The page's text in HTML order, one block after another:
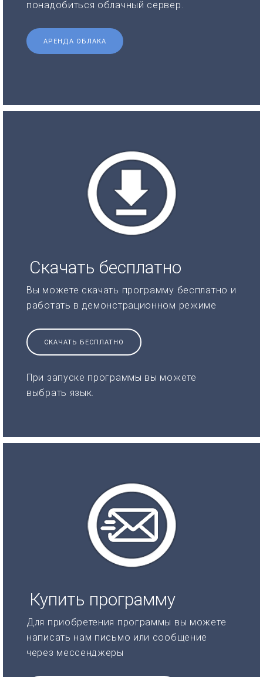
понадобиться облачный сервер.
АРЕНДА ОБЛАКА
Скачать бесплатно
Вы можете скачать программу бесплатно и
работать в демонстрационном режиме
СКАЧАТЬ БЕСПЛАТНО
При запуске программы вы можете
выбрать язык.
Купить программу
Для приобретения программы вы можете
написать нам письмо или сообщение
через мессенджеры